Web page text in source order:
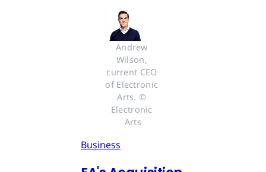
Andrew
Wilson,
current CEO
of Electronic
Arts. ©
Electronic
Arts
Business